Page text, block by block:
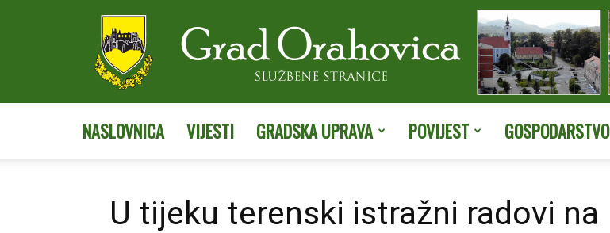
NASLOVNICA VIJESTI GRADSKA UPRAVA POVIJEST GOSPODARSTVO
U tijeku terenski istražni radovi na